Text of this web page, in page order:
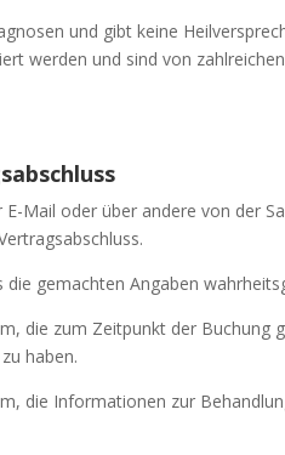
und gibt keine
werden und sind von
Mail oder über andere von der
gemachten Angaben
die zum Zeitpunkt der Buchung
haben.
die Informationen zur